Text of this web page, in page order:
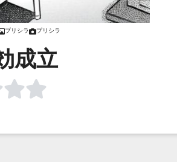
プリシラ プリシラ
成立